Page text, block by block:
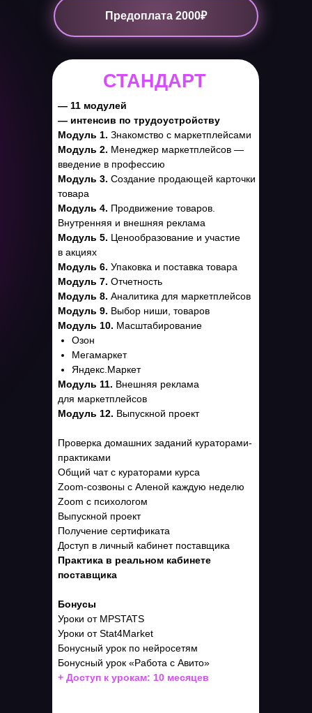
СТАНДАРТ
— 11 модулей
— интенсив по трудоустройству
Модуль 1. Знакомство с маркетплейсами
Модуль 2. Менеджер маркетплейсов —
введение в профессию
Модуль 3. Создание продающей карточки
товара
Модуль 4. Продвижение товаров.
Внутренняя и внешняя реклама
Модуль 5. Ценообразование и участие
в акциях
Модуль 6. Упаковка и поставка товара
Модуль 7. Отчетность
Модуль 8. Аналитика для маркетплейсов
Модуль 9. Выбор ниши, товаров
Модуль 10. Масштабирование
Озон
Мегамаркет
Яндекс.Маркет
Модуль 11. Внешняя реклама
для маркетплейсов
Модуль 12. Выпускной проект
Проверка домашних заданий кураторами-
практиками
Общий чат с кураторами курса
Zoom-созвоны с Аленой каждую неделю
Zoom с психологом
Выпускной проект
Получение сертификата
Доступ в личный кабинет поставщика
Практика в реальном кабинете
поставщика
Бонусы
Уроки от MPSTATS
Уроки от Stat4Market
Бонусный урок по нейросетям
Бонусный урок «Работа с Авито»
+ Доступ к урокам: 10 месяцев
Предоплата 2000₽